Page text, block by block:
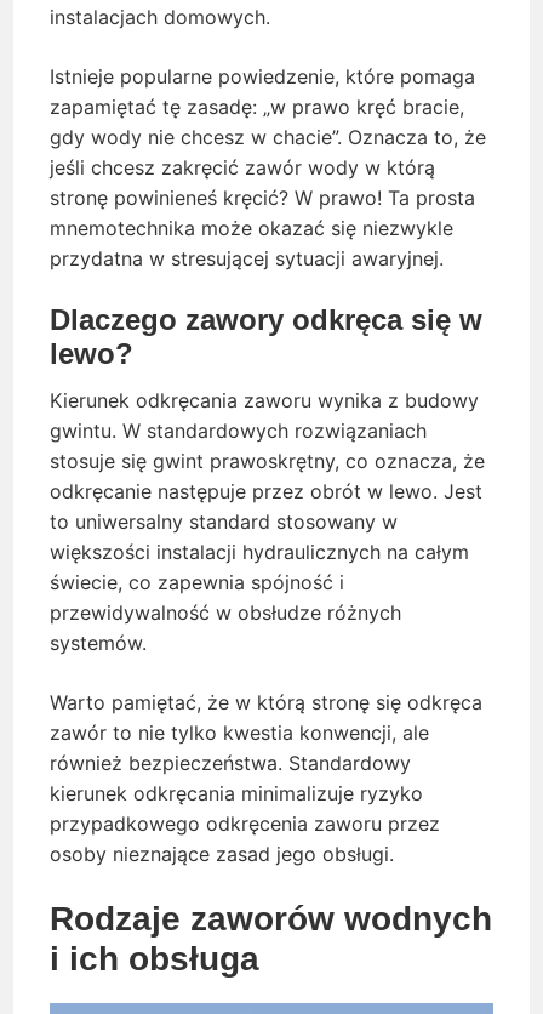
instalacjach domowych.
Istnieje popularne powiedzenie, które pomaga
zapamiętać tę zasadę: „w prawo kręć bracie,
gdy wody nie chcesz w chacie”. Oznacza to, że
jeśli chcesz zakręcić zawór wody w którą
stronę powinieneś kręcić? W prawo! Ta prosta
mnemotechnika może okazać się niezwykle
przydatna w stresującej sytuacji awaryjnej.
Dlaczego zawory odkręca się w
lewo?
Kierunek odkręcania zaworu wynika z budowy
gwintu. W standardowych rozwiązaniach
stosuje się gwint prawoskrętny, co oznacza, że
odkręcanie następuje przez obrót w lewo. Jest
to uniwersalny standard stosowany w
większości instalacji hydraulicznych na całym
świecie, co zapewnia spójność i
przewidywalność w obsłudze różnych
systemów.
Warto pamiętać, że w którą stronę się odkręca
zawór to nie tylko kwestia konwencji, ale
również bezpieczeństwa. Standardowy
kierunek odkręcania minimalizuje ryzyko
przypadkowego odkręcenia zaworu przez
osoby nieznające zasad jego obsługi.
Rodzaje zaworów wodnych
i ich obsługa